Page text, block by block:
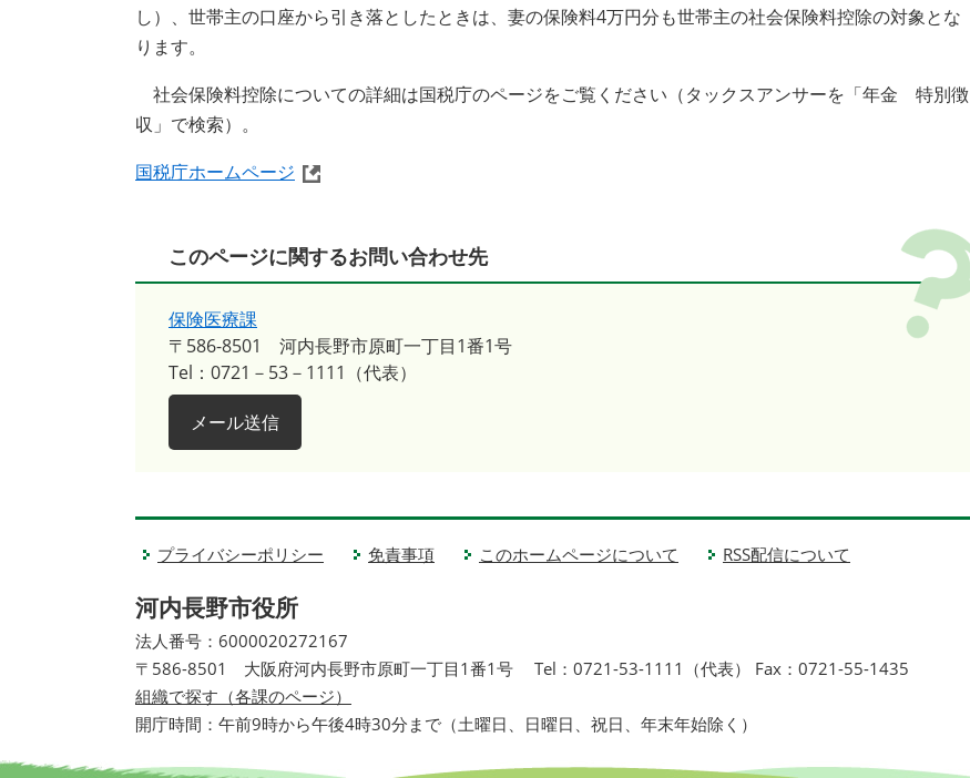
し）、世帯主の口座から引き落としたときは、妻の保険料4万円分も世帯主の社会保険料控除の対象とな
ります。
社会保険料控除についての詳細は国税庁のページをご覧ください（タックスアンサーを「年金 特別徴
収」で検索）。
国税庁ホームページ
このページに関するお問い合わせ先
保険医療課
〒586-8501
河内長野市原町一丁目1番1号
Tel：0721－53－1111（代表）
メール送信
プライバシーポリシー 免責事項 このホームページについて RSS配信について
河内長野市役所
法人番号：6000020272167
〒586-8501 大阪府河内長野市原町一丁目1番1号
Tel：0721-53-1111（代表） Fax：0721-55-1435
組織で探す（各課のページ）
開庁時間：午前9時から午後4時30分まで（土曜日、日曜日、祝日、年末年始除く）